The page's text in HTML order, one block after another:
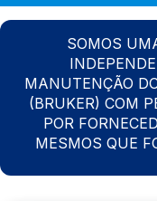
SOMOS
MANUTENÇÃO
(BRUKER) COM
POR
MESMOS QUE